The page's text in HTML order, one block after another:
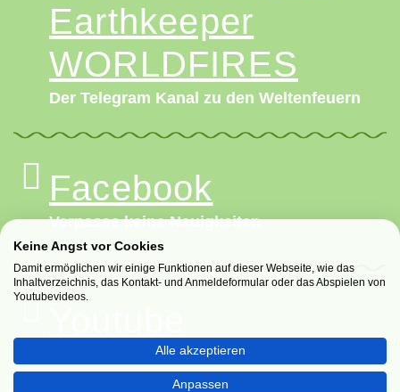
Earthkeeper
WORLD­FIRES
Der Telegram Kanal zu den Weltenfeuern
Facebook
Verpasse keine Neuigkeiten
Filme und Podcasts
Keine Angst vor Cookies
Damit ermöglichen wir einige Funktionen auf dieser Webseite, wie das
Inhaltverzeichnis, das Kontakt- und Anmeldeformular oder das Abspielen von
Youtubevideos.
Alle akzeptieren
Anpassen